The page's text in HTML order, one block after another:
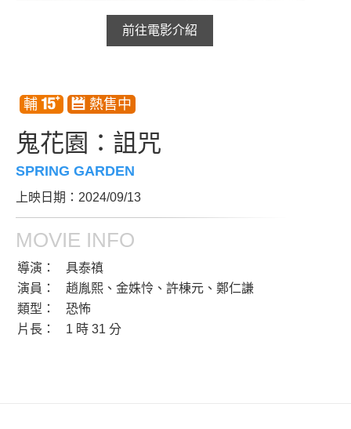
前往電影介紹
鬼花園：詛咒
SPRING GARDEN
上映日期：2024/09/13
MOVIE INFO
導演：
具泰禛
演員：
趙胤熙、金姝怜、許棟元、鄭仁謙
類型：
恐怖
片長：
1 時 31 分
會員Q&A